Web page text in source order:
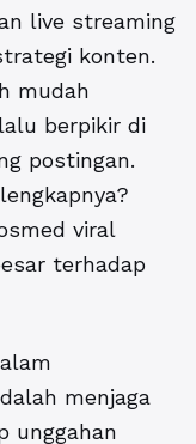
live streaming
konten.
mudah
berpikir di
postingan.
viral
terhadap
menjaga
unggahan